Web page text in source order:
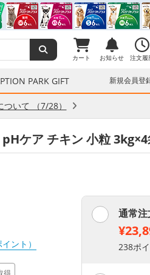
カート お知らせ 注文履
PARK GIFT 新規会員登
いて （7/28）
ケア チキン 小粒 3kg×4
ント）
得
通常注
238ポ